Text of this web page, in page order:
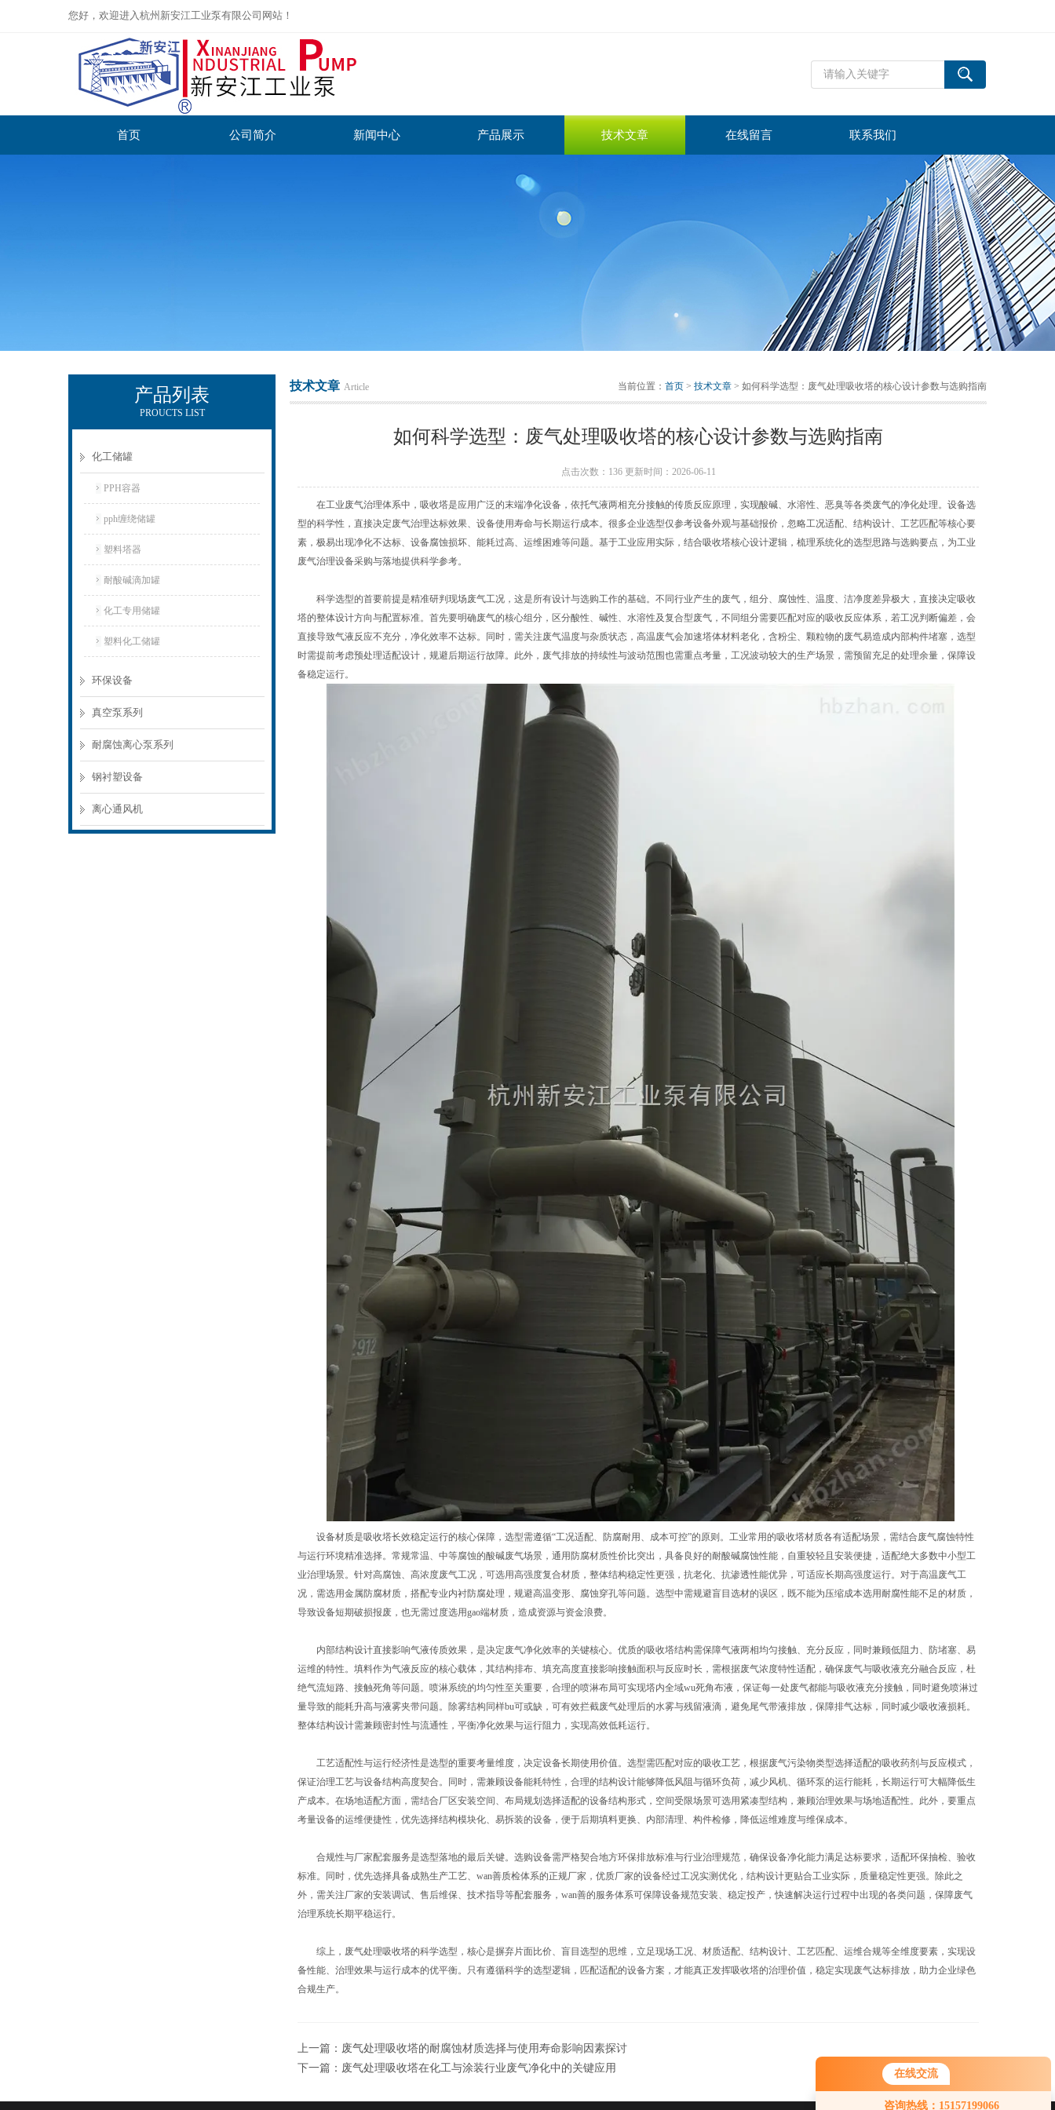
在线交流
咨询热线：15157199066
您好，欢迎进入杭州新安江工业泵有限公司网站！
首页 公司简介 新闻中心 产品展示 技术文章 在线留言 联系我们
产品列表
PROUCTS LIST
化工储罐
PPH容器
pph缠绕储罐
塑料塔器
耐酸碱滴加罐
化工专用储罐
塑料化工储罐
环保设备
真空泵系列
耐腐蚀离心泵系列
钢衬塑设备
离心通风机
技术文章 Article 当前位置： 首页 > 技术文章 > 如何科学选型：废气处理吸收塔的核心设计参数与选购指南
如何科学选型：废气处理吸收塔的核心设计参数与选购指南
点击次数：136 更新时间：2026-06-11
在工业废气治理体系中，吸收塔是应用广泛的末端净化设备，依托气液两相充分接触的传质反应原理，实现酸碱、水溶性、恶臭等各类废气的净化处理。设备选
型的科学性，直接决定废气治理达标效果、设备使用寿命与长期运行成本。很多企业选型仅参考设备外观与基础报价，忽略工况适配、结构设计、工艺匹配等核心要
素，极易出现净化不达标、设备腐蚀损坏、能耗过高、运维困难等问题。基于工业应用实际，结合吸收塔核心设计逻辑，梳理系统化的选型思路与选购要点，为工业
废气治理设备采购与落地提供科学参考。
科学选型的首要前提是精准研判现场废气工况，这是所有设计与选购工作的基础。不同行业产生的废气，组分、腐蚀性、温度、洁净度差异极大，直接决定吸收
塔的整体设计方向与配置标准。首先要明确废气的核心组分，区分酸性、碱性、水溶性及复合型废气，不同组分需要匹配对应的吸收反应体系，若工况判断偏差，会
直接导致气液反应不充分，净化效率不达标。同时，需关注废气温度与杂质状态，高温废气会加速塔体材料老化，含粉尘、颗粒物的废气易造成内部构件堵塞，选型
时需提前考虑预处理适配设计，规避后期运行故障。此外，废气排放的持续性与波动范围也需重点考量，工况波动较大的生产场景，需预留充足的处理余量，保障设
备稳定运行。
设备材质是吸收塔长效稳定运行的核心保障，选型需遵循“工况适配、防腐耐用、成本可控”的原则。工业常用的吸收塔材质各有适配场景，需结合废气腐蚀特性
与运行环境精准选择。常规常温、中等腐蚀的酸碱废气场景，通用防腐材质性价比突出，具备良好的耐酸碱腐蚀性能，自重较轻且安装便捷，适配绝大多数中小型工
业治理场景。针对高腐蚀、高浓度废气工况，可选用高强度复合材质，整体结构稳定性更强，抗老化、抗渗透性能优异，可适应长期高强度运行。对于高温废气工
况，需选用金属防腐材质，搭配专业内衬防腐处理，规避高温变形、腐蚀穿孔等问题。选型中需规避盲目选材的误区，既不能为压缩成本选用耐腐性能不足的材质，
导致设备短期破损报废，也无需过度选用gao端材质，造成资源与资金浪费。
内部结构设计直接影响气液传质效果，是决定废气净化效率的关键核心。优质的吸收塔结构需保障气液两相均匀接触、充分反应，同时兼顾低阻力、防堵塞、易
运维的特性。填料作为气液反应的核心载体，其结构排布、填充高度直接影响接触面积与反应时长，需根据废气浓度特性适配，确保废气与吸收液充分融合反应，杜
绝气流短路、接触死角等问题。喷淋系统的均匀性至关重要，合理的喷淋布局可实现塔内全域wu死角布液，保证每一处废气都能与吸收液充分接触，同时避免喷淋过
量导致的能耗升高与液雾夹带问题。除雾结构同样bu可或缺，可有效拦截废气处理后的水雾与残留液滴，避免尾气带液排放，保障排气达标，同时减少吸收液损耗。
整体结构设计需兼顾密封性与流通性，平衡净化效果与运行阻力，实现高效低耗运行。
工艺适配性与运行经济性是选型的重要考量维度，决定设备长期使用价值。选型需匹配对应的吸收工艺，根据废气污染物类型选择适配的吸收药剂与反应模式，
保证治理工艺与设备结构高度契合。同时，需兼顾设备能耗特性，合理的结构设计能够降低风阻与循环负荷，减少风机、循环泵的运行能耗，长期运行可大幅降低生
产成本。在场地适配方面，需结合厂区安装空间、布局规划选择适配的设备结构形式，空间受限场景可选用紧凑型结构，兼顾治理效果与场地适配性。此外，要重点
考量设备的运维便捷性，优先选择结构模块化、易拆装的设备，便于后期填料更换、内部清理、构件检修，降低运维难度与维保成本。
合规性与厂家配套服务是选型落地的最后关键。选购设备需严格契合地方环保排放标准与行业治理规范，确保设备净化能力满足达标要求，适配环保抽检、验收
标准。同时，优先选择具备成熟生产工艺、wan善质检体系的正规厂家，优质厂家的设备经过工况实测优化，结构设计更贴合工业实际，质量稳定性更强。除此之
外，需关注厂家的安装调试、售后维保、技术指导等配套服务，wan善的服务体系可保障设备规范安装、稳定投产，快速解决运行过程中出现的各类问题，保障废气
治理系统长期平稳运行。
综上，废气处理吸收塔的科学选型，核心是摒弃片面比价、盲目选型的思维，立足现场工况、材质适配、结构设计、工艺匹配、运维合规等全维度要素，实现设
备性能、治理效果与运行成本的优平衡。只有遵循科学的选型逻辑，匹配适配的设备方案，才能真正发挥吸收塔的治理价值，稳定实现废气达标排放，助力企业绿色
合规生产。
上一篇： 废气处理吸收塔的耐腐蚀材质选择与使用寿命影响因素探讨
下一篇： 废气处理吸收塔在化工与涂装行业废气净化中的关键应用